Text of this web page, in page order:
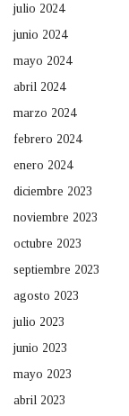
julio 2024
junio 2024
mayo 2024
abril 2024
marzo 2024
febrero 2024
enero 2024
diciembre 2023
noviembre 2023
octubre 2023
septiembre 2023
agosto 2023
julio 2023
junio 2023
mayo 2023
abril 2023